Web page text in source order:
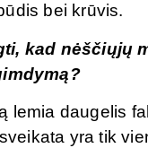
bei krūvis.
kad nėščiųjų
lemia daugelis
yra tik